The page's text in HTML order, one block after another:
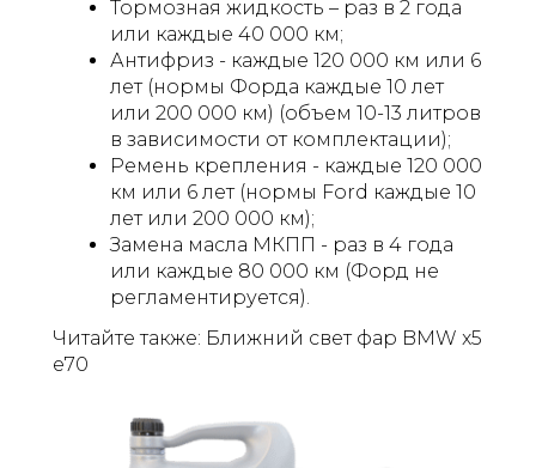
Тормозная жидкость – раз в 2 года
или каждые 40 000 км;
Антифриз - каждые 120 000 км или 6
лет (нормы Форда каждые 10 лет
или 200 000 км) (объем 10-13 литров
в зависимости от комплектации);
Ремень крепления - каждые 120 000
км или 6 лет (нормы Ford каждые 10
лет или 200 000 км);
Замена масла МКПП - раз в 4 года
или каждые 80 000 км (Форд не
регламентируется).
Читайте также: Ближний свет фар BMW x5
e70